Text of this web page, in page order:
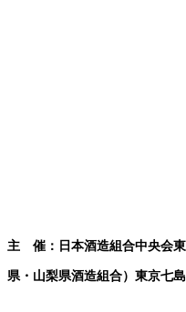
主 催：日本酒造組合中央会
県・山梨県酒造組合）東京七